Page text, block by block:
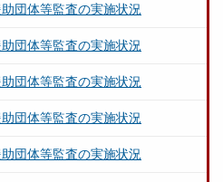
団体等監査の実施状況
団体等監査の実施状況
団体等監査の実施状況
団体等監査の実施状況
団体等監査の実施状況